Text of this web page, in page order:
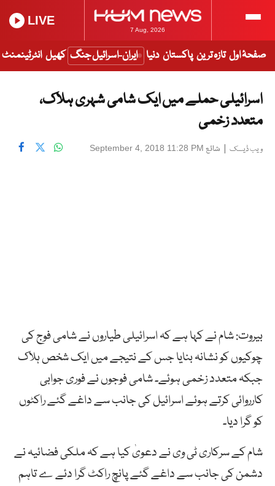
7 Aug, 2026
LIVE
صفحۂ اول تازہ ترین پاکستان دنیا ایران-اسرائیل جنگ کھیل انٹرٹینمنٹ
اسرائیلی حملے میں ایک شامی شہری ہلاک،
متعدد زخمی
ویب ڈیسک | شائع September 4, 2018 11:28 PM
بیروت: شام نے کہا ہے کہ اسرائیلی طیاروں نے شامی فوج کی
چوکیوں کو نشانہ بنایا جس کے نتیجے میں ایک شخص ہلاک
جبکہ متعدد زخمی ہوئے۔ شامی فوجوں نے فوری جوابی
کارروائی کرتے ہوئے اسرائیل کی جانب سے داغے گئے راکٹوں
کو گرا دیا۔
شام کے سرکاری ٹی وی نے دعویٰ کیا ہے کہ ملکی فضائیہ نے
دشمن کی جانب سے داغے گئے پانچ راکٹ گرا دئے ے تاہم